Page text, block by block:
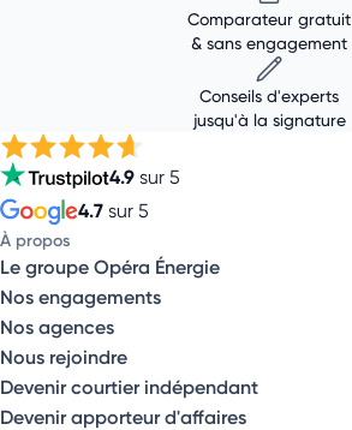
Comparateur gratuit
& sans engagement
Conseils d'experts
jusqu'à la signature
4.9 sur 5
4.7 sur 5
À propos
Le groupe Opéra Énergie
Nos engagements
Nos agences
Nous rejoindre
Devenir courtier indépendant
Devenir apporteur d'affaires